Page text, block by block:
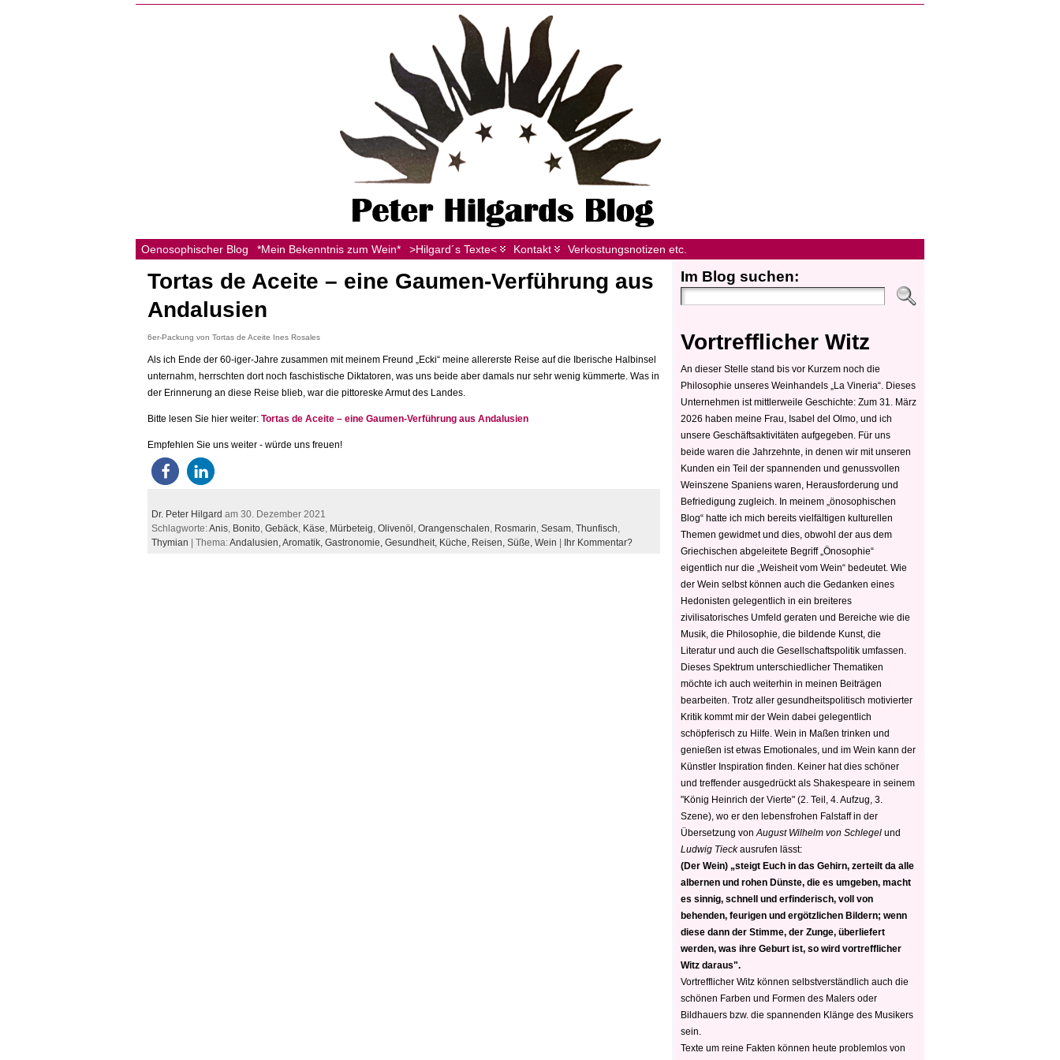
Oenosophischer Blog *Mein Bekenntnis zum Wein* >Hilgard´s Texte< Kontakt Verkostungsnotizen etc.
Tortas de Aceite – eine Gaumen-Verführung aus
Andalusien
6er-Packung von Tortas de Aceite Ines Rosales
Als ich Ende der 60-iger-Jahre zusammen mit meinem Freund „Ecki“ meine allererste Reise auf die Iberische Halbinsel
unternahm, herrschten dort noch faschistische Diktatoren, was uns beide aber damals nur sehr wenig kümmerte. Was in
der Erinnerung an diese Reise blieb, war die pittoreske Armut des Landes.
Bitte lesen Sie hier weiter: Tortas de Aceite – eine Gaumen-Verführung aus Andalusien
Empfehlen Sie uns weiter - würde uns freuen!
Dr. Peter Hilgard am 30. Dezember 2021
Schlagworte:Anis Bonito Gebäck Käse Mürbeteig Olivenöl Orangenschalen Rosmarin Sesam Thunfisch
Thymian | Thema:Andalusien, Aromatik, Gastronomie, Gesundheit, Küche, Reisen, Süße, Wein | Ihr Kommentar?
Im Blog suchen:
Vortrefflicher Witz
An dieser Stelle stand bis vor Kurzem noch die
Philosophie unseres Weinhandels „La Vineria“. Dieses
Unternehmen ist mittlerweile Geschichte: Zum 31. März
2026 haben meine Frau, Isabel del Olmo, und ich
unsere Geschäftsaktivitäten aufgegeben. Für uns
beide waren die Jahrzehnte, in denen wir mit unseren
Kunden ein Teil der spannenden und genussvollen
Weinszene Spaniens waren, Herausforderung und
Befriedigung zugleich. In meinem „önosophischen
Blog“ hatte ich mich bereits vielfältigen kulturellen
Themen gewidmet und dies, obwohl der aus dem
Griechischen abgeleitete Begriff „Önosophie“
eigentlich nur die „Weisheit vom Wein“ bedeutet. Wie
der Wein selbst können auch die Gedanken eines
Hedonisten gelegentlich in ein breiteres
zivilisatorisches Umfeld geraten und Bereiche wie die
Musik, die Philosophie, die bildende Kunst, die
Literatur und auch die Gesellschaftspolitik umfassen.
Dieses Spektrum unterschiedlicher Thematiken
möchte ich auch weiterhin in meinen Beiträgen
bearbeiten. Trotz aller gesundheitspolitisch motivierter
Kritik kommt mir der Wein dabei gelegentlich
schöpferisch zu Hilfe. Wein in Maßen trinken und
genießen ist etwas Emotionales, und im Wein kann der
Künstler Inspiration finden. Keiner hat dies schöner
und treffender ausgedrückt als Shakespeare in seinem
"König Heinrich der Vierte" (2. Teil, 4. Aufzug, 3.
Szene), wo er den lebensfrohen Falstaff in der
Übersetzung von August Wilhelm von Schlegel und
Ludwig Tieckausrufen lässt:
(Der Wein) „steigt Euch in das Gehirn, zerteilt da alle
albernen und rohen Dünste, die es umgeben, macht
es sinnig, schnell und erfinderisch, voll von
behenden, feurigen und ergötzlichen Bildern; wenn
diese dann der Stimme, der Zunge, überliefert
werden, was ihre Geburt ist, so wird vortrefflicher
Witz daraus".
Vortrefflicher Witz können selbstverständlich auch die
schönen Farben und Formen des Malers oder
Bildhauers bzw. die spannenden Klänge des Musikers
sein.
Texte um reine Fakten können heute problemlos von